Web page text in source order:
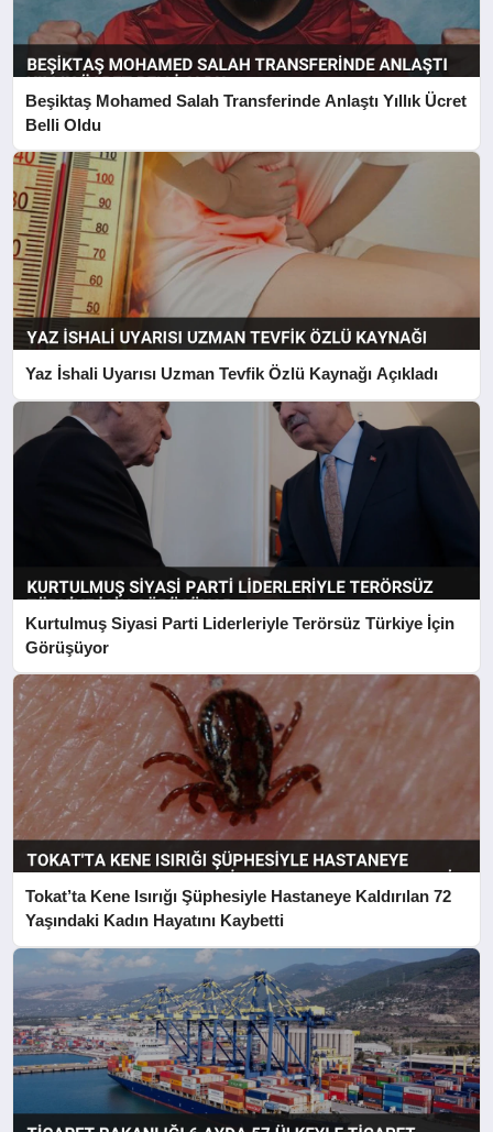
Beşiktaş Mohamed Salah Transferinde Anlaştı Yıllık Ücret
Belli Oldu
Yaz İshali Uyarısı Uzman Tevfik Özlü Kaynağı Açıkladı
Kurtulmuş Siyasi Parti Liderleriyle Terörsüz Türkiye İçin
Görüşüyor
Tokat’ta Kene Isırığı Şüphesiyle Hastaneye Kaldırılan 72
Yaşındaki Kadın Hayatını Kaybetti